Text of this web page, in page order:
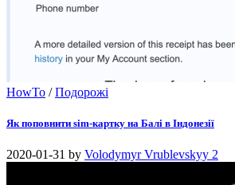
HowTo /Подорожі
Як поповнити sim-картку на Балі в Індонезії
2020-01-31 by Volodymyr Vrublevskyy 2